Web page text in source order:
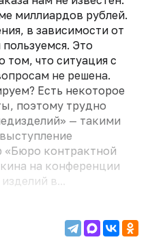
миллиардов рублей.
в зависимости от
Это
том, что ситуация с
не решена.
Есть некоторое
поэтому трудно
— такими
«Бюро контрактной
на конференции
в...